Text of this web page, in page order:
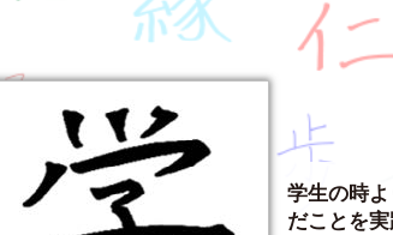
学生の時
だことを